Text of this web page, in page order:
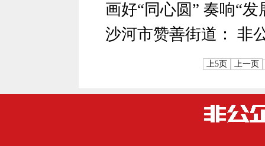
画好“同心圆” 奏响“发
沙河市赞善街道： 非
上5页 上一页